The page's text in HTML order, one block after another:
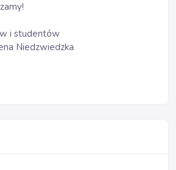
i studentów
Niedzwiedzka